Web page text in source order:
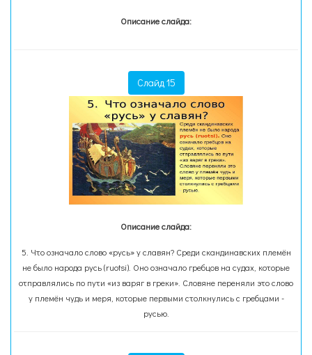
Описание слайда:
Слайд 15
Описание слайда:
5. Что означало слово «русь» у славян? Среди скандинавских племён
не было народа русь (ruotsi). Оно означало гребцов на судах, которые
отправлялись по пути «из варяг в греки». Словяне переняли это слово
у племён чудь и меря, которые первыми столкнулись с гребцами -
русью.